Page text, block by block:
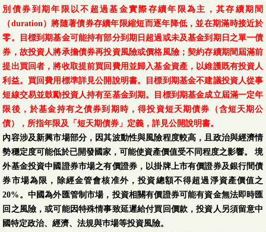
別債券到期年限以不超過基金實際存續年限為主，其存續期間
（duration）將隨著債券存續年限縮短而逐年降低，並在期滿時接近於
零。目標到期基金可能持有部分到期日超過或未及基金到期日之單一債
券，故投資人將承擔債券再投資風險或價格風險；契約存續期間屆滿前
提出買回者，將收取提前買回費用並歸入基金資產，以維護既有投資人
利益。買回費用標準詳見公開說明書。目標到期基金不建議投資人從事
短線交易並鼓勵投資人持有至基金到期。目標到期基金成立屆滿一定年
限後，於基金持有之債券到期時，得投資短天期債券（含短天期公
債），所指年限及「短天期債券」定義，詳見公開說明書。
內容涉及新興市場部分，因其波動性與風險程度較高，且政治與經濟情
勢穩定度可能低於已開發國家，可能使資產價值受不同程度之影響。 境
外基金投資中國證券市場之有價證券，以掛牌上市有價證券及銀行間債
券市場為限，除經金管會核准外，投資總額不得超過淨資產價值之
20%。中國為外匯管制市場，投資相關有價證券可能有資金無法即時匯
回之風險，或可能因特殊情事致延遲給付買回價款，投資人另須留意中
國特定政治、經濟、法規與巿場等投資風險。